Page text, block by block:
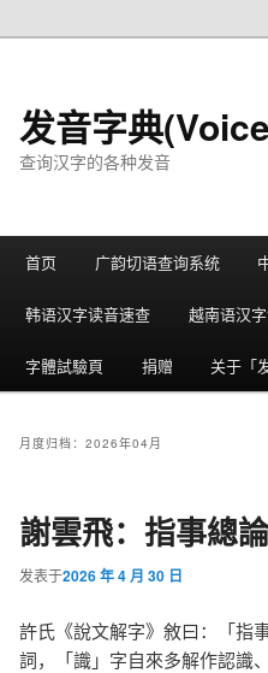
发音字典
查询汉字的各种发音
首页 广韵切语查询系统
韩语汉字读音速查 越南语汉
字體試驗頁 捐赠 关于「
月度归档： 2026年04月
謝雲飛：指事總論
发表于2026 年 4 月 30 日
許氏《說文解字》敘曰：「指
詞，「識」字自來多解作認識